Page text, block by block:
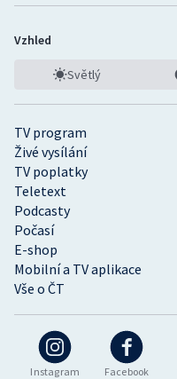
Instagram Facebook
TV program
Živé vysílání
TV poplatky
Teletext
Podcasty
Počasí
E-shop
Mobilní a TV aplikace
Vše o ČT
Vzhled
Světlý